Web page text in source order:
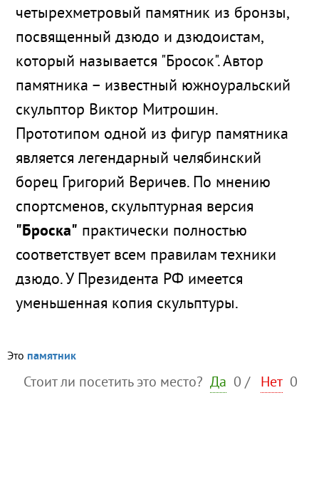
четырехметровый памятник из бронзы,
посвященный дзюдо и дзюдоистам,
который называется "Бросок". Автор
памятника – известный южноуральский
скульптор Виктор Митрошин.
Прототипом одной из фигур памятника
является легендарный челябинский
борец Григорий Веричев. По мнению
спортсменов, скульптурная версия
"Броска" практически полностью
соответствует всем правилам техники
дзюдо. У Президента РФ имеется
уменьшенная копия скульптуры.
Это памятник
Стоит ли посетить это место? Да 0 / Нет 0